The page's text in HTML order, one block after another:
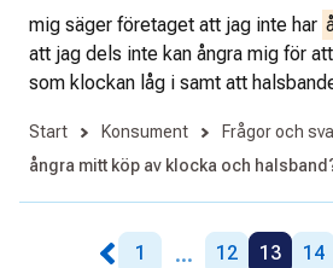
mig säger företaget att jag inte har
att jag dels inte kan ångra mig för
som klockan låg i samt att
Start Konsument Frågor och
ångra mitt köp av klocka och
1 ... 12 13 14